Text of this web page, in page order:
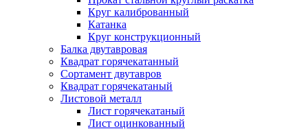
Круг калиброванный
Катанка
Круг конструкционный
Балка двутавровая
Квадрат горячекатанный
Сортамент двутавров
Квадрат горячекатаный
Листовой металл
Лист горячекатаный
Лист оцинкованный